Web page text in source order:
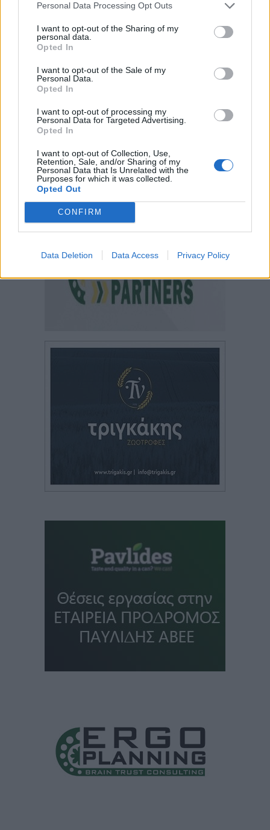
Personal Data Processing Opt Outs
I want to opt-out of the Sharing of my
personal data.
Opted In
I want to opt-out of the Sale of my
Personal Data.
Opted In
I want to opt-out of processing my
Personal Data for Targeted Advertising.
Opted In
I want to opt-out of Collection, Use,
Retention, Sale, and/or Sharing of my
Personal Data that Is Unrelated with the
Purposes for which it was collected.
Opted Out
CONFIRM
Data Deletion Data Access Privacy Policy